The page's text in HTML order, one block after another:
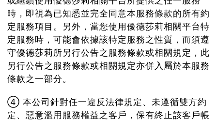
時，即視為已知悉並完全同意本服務條款的所有約
定服務項目。另外，當您使用優德莎莉相關平台特
定服務時，可能會依據該特定服務之性質，而須遵
守優德莎莉所另行公告之服務條款或相關規定，此
另行公告之服務條款或相關規定亦併入屬於本服務
條款之一部分。
④ 本公司針對任一違反法律規定、未遵循雙方約
定、惡意濫用服務權益之客戶，保有終止該客戶帳